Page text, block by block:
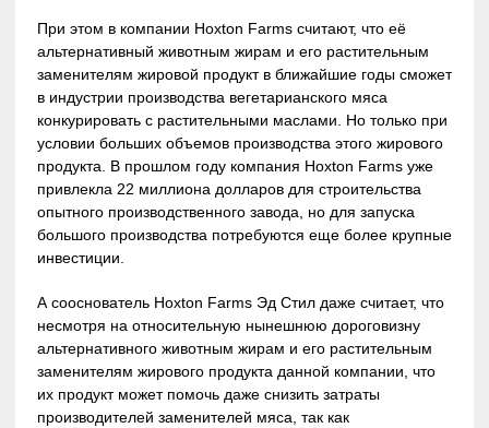
При этом в компании Hoxton Farms считают, что её
альтернативный животным жирам и его растительным
заменителям жировой продукт в ближайшие годы сможет
в индустрии производства вегетарианского мяса
конкурировать с растительными маслами. Но только при
условии больших объемов производства этого жирового
продукта. В прошлом году компания Hoxton Farms уже
привлекла 22 миллиона долларов для строительства
опытного производственного завода, но для запуска
большого производства потребуются еще более крупные
инвестиции.
А сооснователь Hoxton Farms Эд Стил даже считает, что
несмотря на относительную нынешнюю дороговизну
альтернативного животным жирам и его растительным
заменителям жирового продукта данной компании, что
их продукт может помочь даже снизить затраты
производителей заменителей мяса, так как